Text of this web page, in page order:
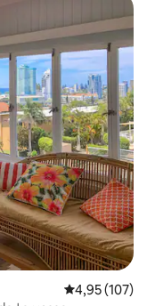
Évaluation
4,95 (107)